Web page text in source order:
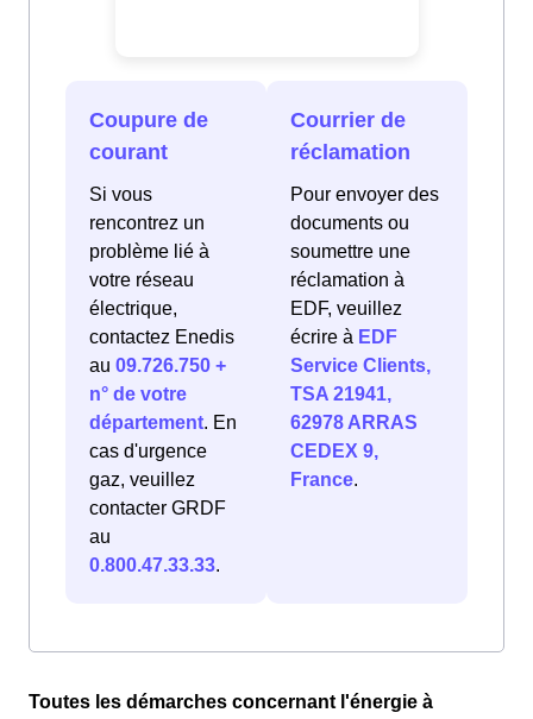
Coupure de
courant
Si vous
rencontrez un
problème lié à
votre réseau
électrique,
contactez Enedis
au 09.726.750 +
n° de votre
département. En
cas d'urgence
gaz, veuillez
contacter GRDF
au
0.800.47.33.33.
Courrier de
réclamation
Pour envoyer des
documents ou
soumettre une
réclamation à
EDF, veuillez
écrire à EDF
Service Clients,
TSA 21941,
62978 ARRAS
CEDEX 9,
France.
Toutes les démarches concernant l'énergie à